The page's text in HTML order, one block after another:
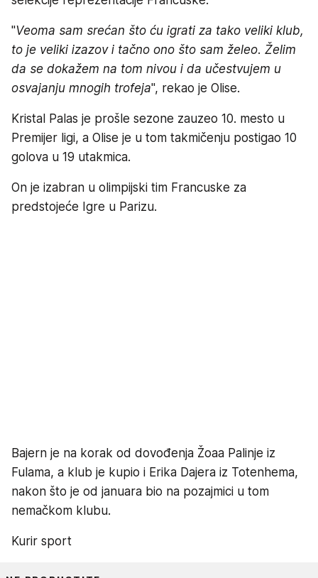
"Veoma sam srećan što ću igrati za tako veliki klub,
to je veliki izazov i tačno ono što sam želeo. Želim
da se dokažem na tom nivou i da učestvujem u
osvajanju mnogih trofeja", rekao je Olise.
Kristal Palas je prošle sezone zauzeo 10. mesto u
Premijer ligi, a Olise je u tom takmičenju postigao 10
golova u 19 utakmica.
On je izabran u olimpijski tim Francuske za
predstojeće Igre u Parizu.
Bajern je na korak od dovođenja Žoaa Palinje iz
Fulama, a klub je kupio i Erika Dajera iz Totenhema,
nakon što je od januara bio na pozajmici u tom
nemačkom klubu.
Kurir sport